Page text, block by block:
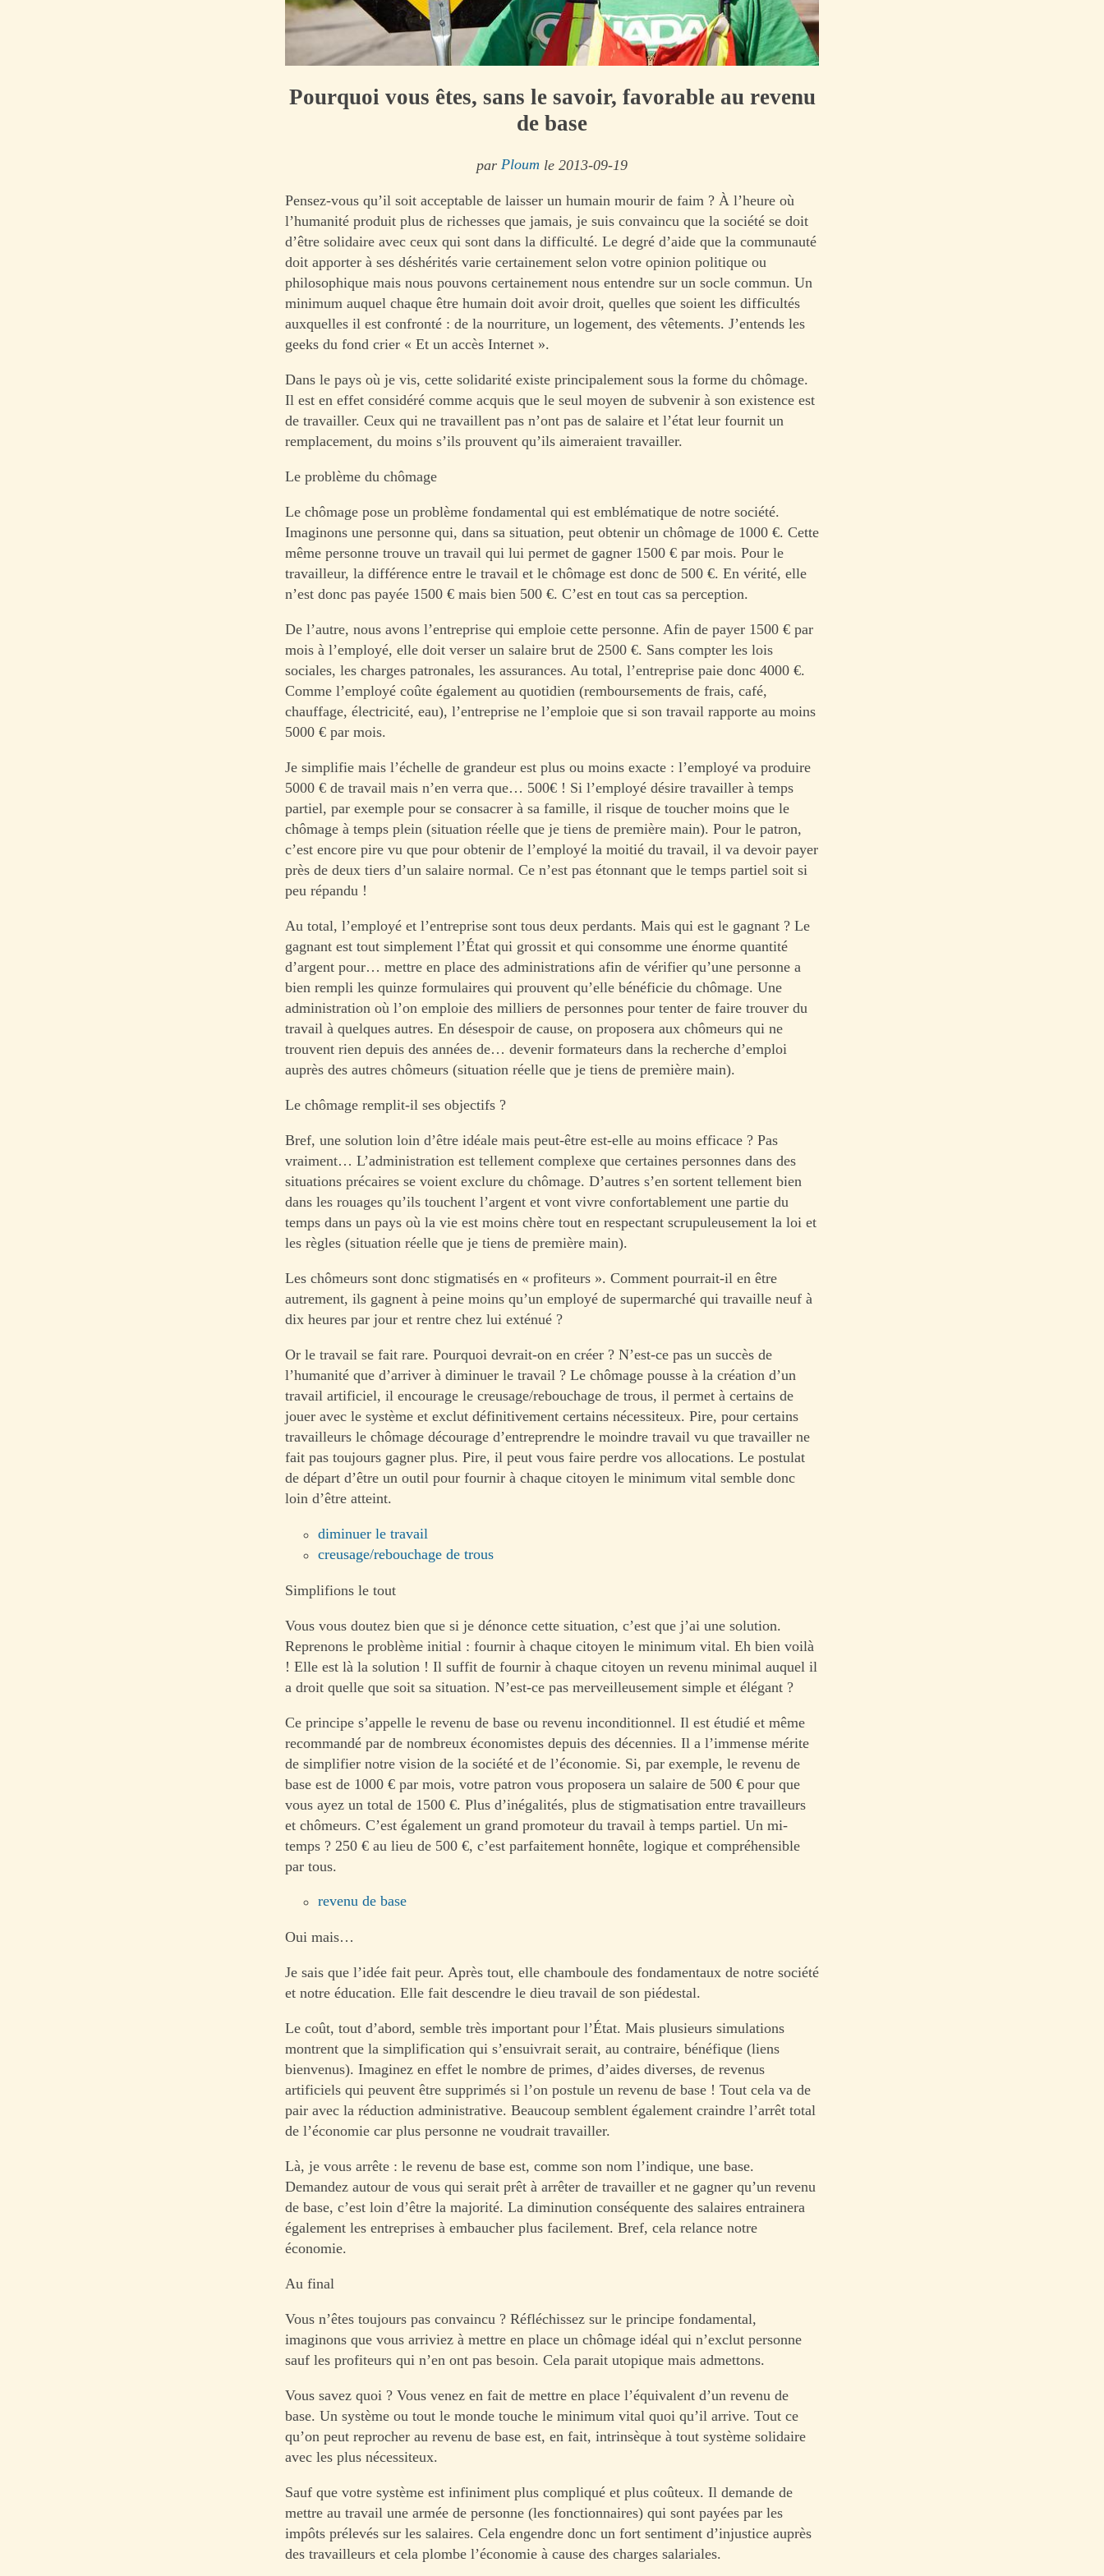
Pourquoi vous êtes, sans le savoir, favorable au revenu
de base
par Ploum le 2013-09-19
Pensez-vous qu’il soit acceptable de laisser un humain mourir de faim ? À l’heure où
l’humanité produit plus de richesses que jamais, je suis convaincu que la société se doit
d’être solidaire avec ceux qui sont dans la difficulté. Le degré d’aide que la communauté
doit apporter à ses déshérités varie certainement selon votre opinion politique ou
philosophique mais nous pouvons certainement nous entendre sur un socle commun. Un
minimum auquel chaque être humain doit avoir droit, quelles que soient les difficultés
auxquelles il est confronté : de la nourriture, un logement, des vêtements. J’entends les
geeks du fond crier « Et un accès Internet ».
Dans le pays où je vis, cette solidarité existe principalement sous la forme du chômage.
Il est en effet considéré comme acquis que le seul moyen de subvenir à son existence est
de travailler. Ceux qui ne travaillent pas n’ont pas de salaire et l’état leur fournit un
remplacement, du moins s’ils prouvent qu’ils aimeraient travailler.
Le problème du chômage
Le chômage pose un problème fondamental qui est emblématique de notre société.
Imaginons une personne qui, dans sa situation, peut obtenir un chômage de 1000 €. Cette
même personne trouve un travail qui lui permet de gagner 1500 € par mois. Pour le
travailleur, la différence entre le travail et le chômage est donc de 500 €. En vérité, elle
n’est donc pas payée 1500 € mais bien 500 €. C’est en tout cas sa perception.
De l’autre, nous avons l’entreprise qui emploie cette personne. Afin de payer 1500 € par
mois à l’employé, elle doit verser un salaire brut de 2500 €. Sans compter les lois
sociales, les charges patronales, les assurances. Au total, l’entreprise paie donc 4000 €.
Comme l’employé coûte également au quotidien (remboursements de frais, café,
chauffage, électricité, eau), l’entreprise ne l’emploie que si son travail rapporte au moins
5000 € par mois.
Je simplifie mais l’échelle de grandeur est plus ou moins exacte : l’employé va produire
5000 € de travail mais n’en verra que… 500€ ! Si l’employé désire travailler à temps
partiel, par exemple pour se consacrer à sa famille, il risque de toucher moins que le
chômage à temps plein (situation réelle que je tiens de première main). Pour le patron,
c’est encore pire vu que pour obtenir de l’employé la moitié du travail, il va devoir payer
près de deux tiers d’un salaire normal. Ce n’est pas étonnant que le temps partiel soit si
peu répandu !
Au total, l’employé et l’entreprise sont tous deux perdants. Mais qui est le gagnant ? Le
gagnant est tout simplement l’État qui grossit et qui consomme une énorme quantité
d’argent pour… mettre en place des administrations afin de vérifier qu’une personne a
bien rempli les quinze formulaires qui prouvent qu’elle bénéficie du chômage. Une
administration où l’on emploie des milliers de personnes pour tenter de faire trouver du
travail à quelques autres. En désespoir de cause, on proposera aux chômeurs qui ne
trouvent rien depuis des années de… devenir formateurs dans la recherche d’emploi
auprès des autres chômeurs (situation réelle que je tiens de première main).
Le chômage remplit-il ses objectifs ?
Bref, une solution loin d’être idéale mais peut-être est-elle au moins efficace ? Pas
vraiment… L’administration est tellement complexe que certaines personnes dans des
situations précaires se voient exclure du chômage. D’autres s’en sortent tellement bien
dans les rouages qu’ils touchent l’argent et vont vivre confortablement une partie du
temps dans un pays où la vie est moins chère tout en respectant scrupuleusement la loi et
les règles (situation réelle que je tiens de première main).
Les chômeurs sont donc stigmatisés en « profiteurs ». Comment pourrait-il en être
autrement, ils gagnent à peine moins qu’un employé de supermarché qui travaille neuf à
dix heures par jour et rentre chez lui exténué ?
Or le travail se fait rare. Pourquoi devrait-on en créer ? N’est-ce pas un succès de
l’humanité que d’arriver à diminuer le travail ? Le chômage pousse à la création d’un
travail artificiel, il encourage le creusage/rebouchage de trous, il permet à certains de
jouer avec le système et exclut définitivement certains nécessiteux. Pire, pour certains
travailleurs le chômage décourage d’entreprendre le moindre travail vu que travailler ne
fait pas toujours gagner plus. Pire, il peut vous faire perdre vos allocations. Le postulat
de départ d’être un outil pour fournir à chaque citoyen le minimum vital semble donc
loin d’être atteint.
diminuer le travail
creusage/rebouchage de trous
Simplifions le tout
Vous vous doutez bien que si je dénonce cette situation, c’est que j’ai une solution.
Reprenons le problème initial : fournir à chaque citoyen le minimum vital. Eh bien voilà
! Elle est là la solution ! Il suffit de fournir à chaque citoyen un revenu minimal auquel il
a droit quelle que soit sa situation. N’est-ce pas merveilleusement simple et élégant ?
Ce principe s’appelle le revenu de base ou revenu inconditionnel. Il est étudié et même
recommandé par de nombreux économistes depuis des décennies. Il a l’immense mérite
de simplifier notre vision de la société et de l’économie. Si, par exemple, le revenu de
base est de 1000 € par mois, votre patron vous proposera un salaire de 500 € pour que
vous ayez un total de 1500 €. Plus d’inégalités, plus de stigmatisation entre travailleurs
et chômeurs. C’est également un grand promoteur du travail à temps partiel. Un mi-
temps ? 250 € au lieu de 500 €, c’est parfaitement honnête, logique et compréhensible
par tous.
revenu de base
Oui mais…
Je sais que l’idée fait peur. Après tout, elle chamboule des fondamentaux de notre société
et notre éducation. Elle fait descendre le dieu travail de son piédestal.
Le coût, tout d’abord, semble très important pour l’État. Mais plusieurs simulations
montrent que la simplification qui s’ensuivrait serait, au contraire, bénéfique (liens
bienvenus). Imaginez en effet le nombre de primes, d’aides diverses, de revenus
artificiels qui peuvent être supprimés si l’on postule un revenu de base ! Tout cela va de
pair avec la réduction administrative. Beaucoup semblent également craindre l’arrêt total
de l’économie car plus personne ne voudrait travailler.
Là, je vous arrête : le revenu de base est, comme son nom l’indique, une base.
Demandez autour de vous qui serait prêt à arrêter de travailler et ne gagner qu’un revenu
de base, c’est loin d’être la majorité. La diminution conséquente des salaires entrainera
également les entreprises à embaucher plus facilement. Bref, cela relance notre
économie.
Au final
Vous n’êtes toujours pas convaincu ? Réfléchissez sur le principe fondamental,
imaginons que vous arriviez à mettre en place un chômage idéal qui n’exclut personne
sauf les profiteurs qui n’en ont pas besoin. Cela parait utopique mais admettons.
Vous savez quoi ? Vous venez en fait de mettre en place l’équivalent d’un revenu de
base. Un système ou tout le monde touche le minimum vital quoi qu’il arrive. Tout ce
qu’on peut reprocher au revenu de base est, en fait, intrinsèque à tout système solidaire
avec les plus nécessiteux.
Sauf que votre système est infiniment plus compliqué et plus coûteux. Il demande de
mettre au travail une armée de personne (les fonctionnaires) qui sont payées par les
impôts prélevés sur les salaires. Cela engendre donc un fort sentiment d’injustice auprès
des travailleurs et cela plombe l’économie à cause des charges salariales.